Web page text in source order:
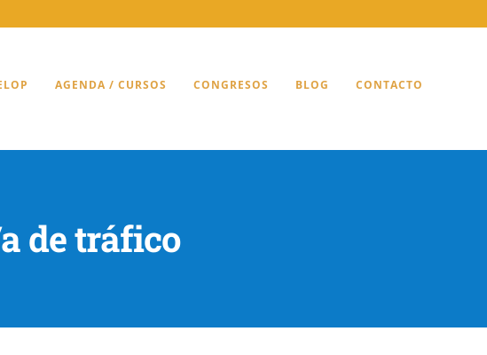
AGENDA / CURSOS CONGRESOS BLOG CONTACTO
de tráfico